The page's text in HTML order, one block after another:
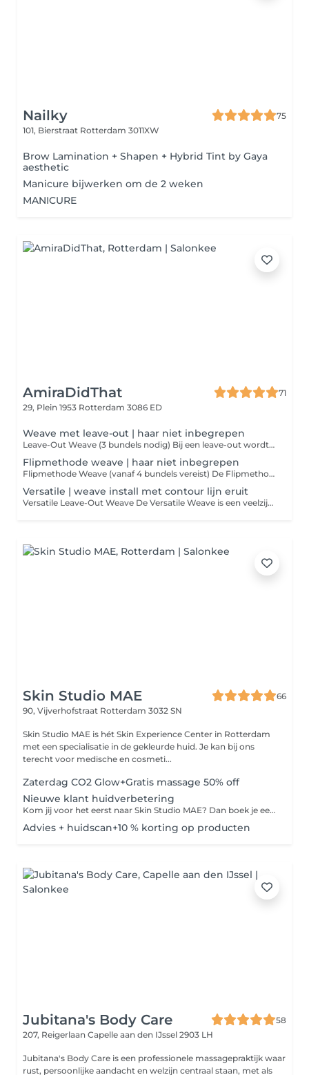
Nailky
75
101, Bierstraat Rotterdam 3011XW
Brow Lamination + Shapen + Hybrid Tint by Gaya
aesthetic
Manicure bijwerken om de 2 weken
MANICURE
AmiraDidThat
71
29, Plein 1953 Rotterdam 3086 ED
Weave met leave-out | haar niet inbegrepen
Leave-Out Weave (3 bundels nodig) Bij een leave-out wordt een subtiele baan van uw eigen haar gebruikt als scheiding en om de weave onzichtbaar af te dekken. Zo creëert u moeiteloos een look met een midden- of zijscheiding die u ook in een laag staartje kunt dragen. Duur van het resultaat Met de juiste nazorg blijft deze installatie ± 1 tot maximaal 2 maanden optimaal zitten. Wat de behandeling omvat Voorzichtig invlechten van uw natuurlijke haar Plaatsing van een beschermend weave-netje Bevestiging van 3 bundels human hair Afstyling naar keuze: steil of golvend en eventueel face framing laagjes Volg alstublieft onze salonregels voor nazorg en onderhoud; zo bent u verzekerd van de best mogelijke ervaring en langdurig draagplezier.
Flipmethode weave | haar niet inbegrepen
Flipmethode Weave (vanaf 4 bundels vereist) De Flipmethode is een exclusieve installatie voor krullend of relaxed straight human hair. Bij deze techniek wordt uw eigen contourlijn aan de voorkant gebruikt om de weavebanen op natuurlijke wijze te verbergen. De stijl heeft geen zichtbare scheiding en kan speels van links naar rechts worden gedragen perfect voor een dynamische, veelzijdige look. Wat deze behandeling inhoudt: 1. Invlechten van het natuurlijke haar, indien nodig met nephaar voor extra versteviging 2. Plaatsing van een beschermend weave-netje voor langdurige houdbaarheid 3. Professionele installatie van minimaal 4 bundels human hair 4. Het nat maken van het haar voor natuurlijke blending en het eventueel knippen van face-framing laagjes Duur van het resultaat Met goede verzorging blijft deze installatie gemiddeld 1 tot 2 maanden mooi. Belangrijk: voorbereiding & salonregels voor een optimale ervaring 1. Kom met schoon, productvrij haar dus zonder olie, vet, leave-in of stylingsproducten. 2. Was zowel nieuwe als gebruikte weaves vooraf grondig met shampoo en conditioner. Vermijd olie, Dreft of wasverzachter. 3. Bij te laat komen geldt een vergoeding van €1 per minuut. 4. Gelieve geen kinderen of extra personen mee te nemen naar uw afspraak. 5. Zorg dat uw haar volledig droog is bij binnenkomst. Dank voor uw begrip en medewerking zo zorgen we samen voor een professionele en prettige behandeling.
Versatile | weave install met contour lijn eruit
Versatile Leave-Out Weave De Versatile Weave is een veelzijdige haarinstallatie waarbij rondom het hele hoofd delen van uw eigen haar vrij worden gelaten. Dit zorgt voor een natuurlijke dekking van de weavebanen en biedt u de mogelijkheid om uw haar los te dragen of in een lage staart te stylen met een midden- of zijscheiding naar keuze. Belangrijk om te weten: Voor het mooiste en meest natuurlijke resultaat is het aan te raden dat uw eigen haar voldoende vol en lang is. Korter, natuurlijk haar vooral in de nek kan zichtbaar blijven bij het los dragen van de installatie, wat mogelijk tot irritatie kan leiden. Wat deze behandeling inhoudt: 1. Bepalen van de gewenste scheiding 2. Vlechten van het natuurlijke haar, met gebruik van nephaar indien extra stevigheid nodig is 3. Plaatsen van een beschermend weave-netje 4. Bevestigen van de bundels (34 bundels aanbevolen) 5. Afstyling: steil, krullend of met face-framing laagjes Draagduur Bij goede verzorging blijft deze installatie 1 tot 2 maanden mooi. Voorbereiding & salonregels voor een prettige ervaring: Kom met schoon, productvrij haar (geen olie, vet, leave-in of stylingsproducten) Was uw weave vooraf grondig met shampoo en conditioner, zonder gebruik van olie, Dreft of wasverzachter Zorg dat uw haar volledig droog is bij aankomst Wees op tijd bij te laat komen geldt een toeslag van €1 per minuut Breng geen kinderen of extra personen mee naar uw afspraak Bedankt voor uw begrip zo zorgen we samen voor een professioneel en mooi eindresultaat.
Skin Studio MAE
66
90, Vijverhofstraat Rotterdam 3032 SN
Skin Studio MAE is hét Skin Experience Center in Rotterdam
met een specialisatie in de gekleurde huid. Je kan bij ons
terecht voor medische en cosmeti...
Zaterdag CO2 Glow+Gratis massage 50% off
Nieuwe klant huidverbetering
Kom jij voor het eerst naar Skin Studio MAE? Dan boek je een van deze behandelingen. Tijdens dit uitgebreide intakegesprek brengen we in kaart wat jouw huidwensen zijn en doen we een Skin Scan met de aller nieuwste Observ 520x. We bespreken de mogelijkheden voor een passend behandeltraject en krijg je een uitgebreid product-, voeding- en leefstijladvies. Mogelijk om Add On bij te boeken bij Niveau 5
Advies + huidscan+10 % korting op producten
Jubitana's Body Care
58
207, Reigerlaan Capelle aan den IJssel 2903 LH
Jubitana's Body Care is een professionele massagepraktijk waar
rust, persoonlijke aandacht en welzijn centraal staan, met als